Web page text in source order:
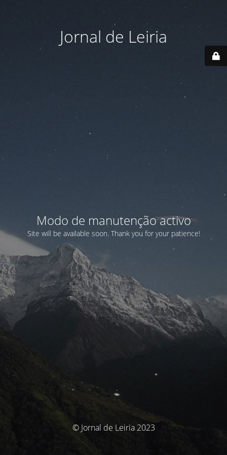
Jornal de Leiria
Modo de manutenção activo
Site will be available soon. Thank you for your patience!
© Jornal de Leiria 2023